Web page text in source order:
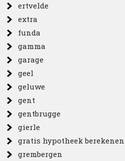
ertvelde
extra
funda
gamma
garage
geel
geluwe
gent
gentbrugge
gierle
gratis hypotheek berekenen
grembergen